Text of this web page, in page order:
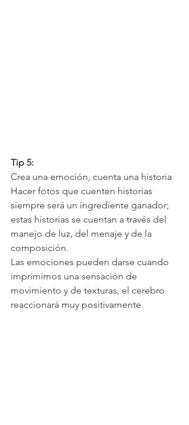
Tip 5:
Crea una emoción, cuenta una historia
Hacer fotos que cuenten historias
siempre será un ingrediente ganador;
estas historias se cuentan a través del
manejo de luz, del menaje y de la
composición.
Las emociones pueden darse cuando
imprimimos una sensación de
movimiento y de texturas, el cerebro
reaccionará muy positivamente.